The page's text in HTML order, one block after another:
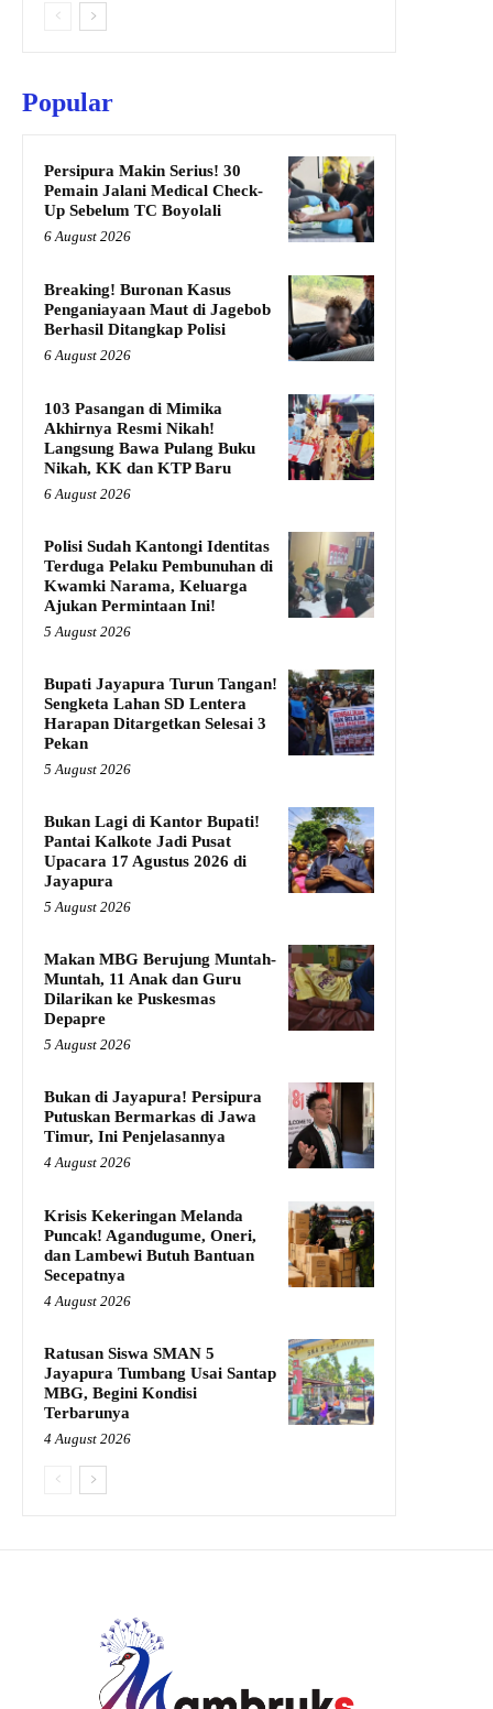
Popular
Persipura Makin Serius! 30
Pemain Jalani Medical Check-
Up Sebelum TC Boyolali
6 August 2026
Breaking! Buronan Kasus
Penganiayaan Maut di Jagebob
Berhasil Ditangkap Polisi
6 August 2026
103 Pasangan di Mimika
Akhirnya Resmi Nikah!
Langsung Bawa Pulang Buku
Nikah, KK dan KTP Baru
6 August 2026
Polisi Sudah Kantongi Identitas
Terduga Pelaku Pembunuhan di
Kwamki Narama, Keluarga
Ajukan Permintaan Ini!
5 August 2026
Bupati Jayapura Turun Tangan!
Sengketa Lahan SD Lentera
Harapan Ditargetkan Selesai 3
Pekan
5 August 2026
Bukan Lagi di Kantor Bupati!
Pantai Kalkote Jadi Pusat
Upacara 17 Agustus 2026 di
Jayapura
5 August 2026
Makan MBG Berujung Muntah-
Muntah, 11 Anak dan Guru
Dilarikan ke Puskesmas
Depapre
5 August 2026
Bukan di Jayapura! Persipura
Putuskan Bermarkas di Jawa
Timur, Ini Penjelasannya
4 August 2026
Krisis Kekeringan Melanda
Puncak! Agandugume, Oneri,
dan Lambewi Butuh Bantuan
Secepatnya
4 August 2026
Ratusan Siswa SMAN 5
Jayapura Tumbang Usai Santap
MBG, Begini Kondisi
Terbarunya
4 August 2026